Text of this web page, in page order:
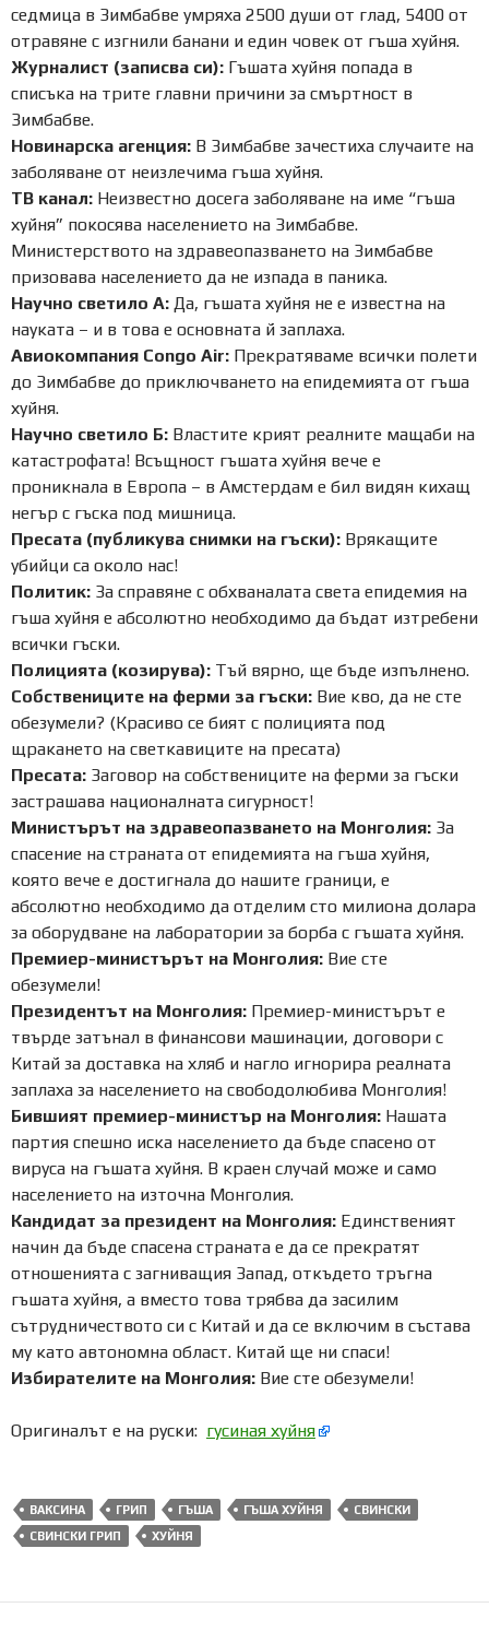
седмица в Зимбабве умряха 2500 души от глад, 5400 от
отравяне с изгнили банани и един човек от гъша хуйня.
Журналист (записва си): Гъшата хуйня попада в
списъка на трите главни причини за смъртност в
Зимбабве.
Новинарска агенция: В Зимбабве зачестиха случаите на
заболяване от неизлечима гъша хуйня.
ТВ канал: Неизвестно досега заболяване на име “гъша
хуйня” покосява населението на Зимбабве.
Министерството на здравеопазването на Зимбабве
призовава населението да не изпада в паника.
Научно светило А: Да, гъшата хуйня не е известна на
науката – и в това е основната й заплаха.
Авиокомпания Congo Air: Прекратяваме всички полети
до Зимбабве до приключването на епидемията от гъша
хуйня.
Научно светило Б: Властите крият реалните мащаби на
катастрофата! Всъщност гъшата хуйня вече е
проникнала в Европа – в Амстердам е бил видян кихащ
негър с гъска под мишница.
Пресата (публикува снимки на гъски): Врякащите
убийци са около нас!
Политик: За справяне с обхваналата света епидемия на
гъша хуйня е абсолютно необходимо да бъдат изтребени
всички гъски.
Полицията (козирува): Тъй вярно, ще бъде изпълнено.
Собствениците на ферми за гъски: Вие кво, да не сте
обезумели? (Красиво се бият с полицията под
щракането на светкавиците на пресата)
Пресата: Заговор на собствениците на ферми за гъски
застрашава националната сигурност!
Министърът на здравеопазването на Монголия: За
спасение на страната от епидемията на гъша хуйня,
която вече е достигнала до нашите граници, е
абсолютно необходимо да отделим сто милиона долара
за оборудване на лаборатории за борба с гъшата хуйня.
Премиер-министърът на Монголия: Вие сте
обезумели!
Президентът на Монголия: Премиер-министърът е
твърде затънал в финансови машинации, договори с
Китай за доставка на хляб и нагло игнорира реалната
заплаха за населението на свободолюбива Монголия!
Бившият премиер-министър на Монголия: Нашата
партия спешно иска населението да бъде спасено от
вируса на гъшата хуйня. В краен случай може и само
населението на източна Монголия.
Кандидат за президент на Монголия: Единственият
начин да бъде спасена страната е да се прекратят
отношенията с загниващия Запад, откъдето тръгна
гъшата хуйня, а вместо това трябва да засилим
сътрудничеството си с Китай и да се включим в състава
му като автономна област. Китай ще ни спаси!
Избирателите на Монголия: Вие сте обезумели!
Оригиналът е на руски: гусиная хуйня
ВАКСИНА ГРИП ГЪША ГЪША ХУЙНЯ
СВИНСКИ
СВИНСКИ ГРИП
ХУЙНЯ